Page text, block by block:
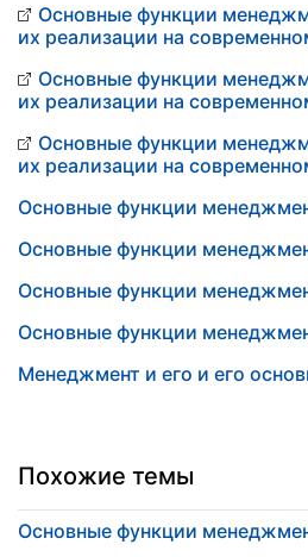
Основные функции
их реализации на
Основные функции
их реализации на
Основные функции
их реализации на
Основные функции
Основные функции
Основные функции
Основные функции
Менеджмент и его и его
Похожие темы
Основные функции